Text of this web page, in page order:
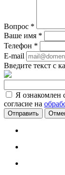
Вопрос *
Ваше имя *
Телефон *
E-mail
Введите текст с
Я ознакомлен
согласие на